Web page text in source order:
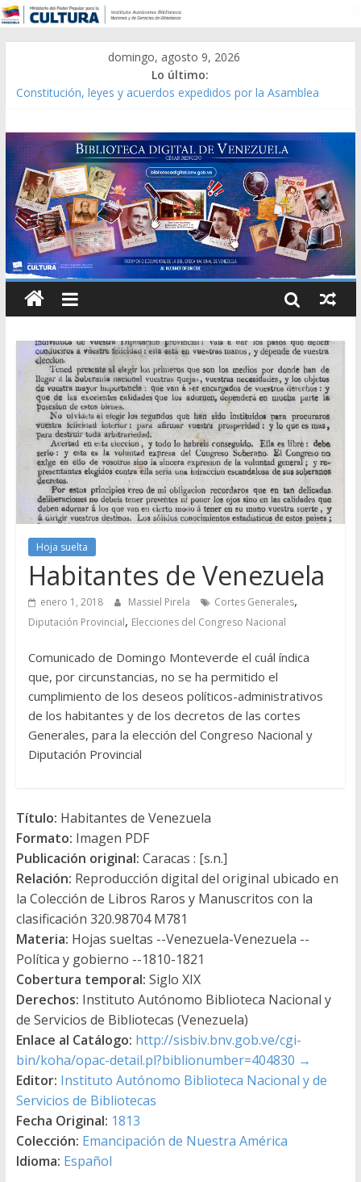
domingo, agosto 9, 2026
Lo último:
Constitución, leyes y acuerdos expedidos por la Asamblea
Modesta Bor Sánchez [material gráfico]
Gaceta Oficial de la República de Venezuela año CXXXIII Mes V,
Caracas 09 de marzo de 2006 N° 38.394
Catálogo temático de obras de Modesta Bor
Hoja suelta
Habitantes de Venezuela
enero 1, 2018 Massiel Pirela Cortes Generales,
Diputación Provincial, Elecciones del Congreso Nacional
Comunicado de Domingo Monteverde el cuál índica
que, por circunstancias, no se ha permitido el
cumplimiento de los deseos políticos-administrativos
de los habitantes y de los decretos de las cortes
Generales, para la elección del Congreso Nacional y
Diputación Provincial
Título: Habitantes de Venezuela
Formato: Imagen PDF
Publicación original: Caracas : [s.n.]
Relación: Reproducción digital del original ubicado en
la Colección de Libros Raros y Manuscritos con la
clasificación 320.98704 M781
Materia: Hojas sueltas --Venezuela-Venezuela --
Política y gobierno --1810-1821
Cobertura temporal: Siglo XIX
Derechos: Instituto Autónomo Biblioteca Nacional y
de Servicios de Bibliotecas (Venezuela)
Enlace al Catálogo: http://sisbiv.bnv.gob.ve/cgi-
bin/koha/opac-detail.pl?biblionumber=404830 →
Editor: Instituto Autónomo Biblioteca Nacional y de
Servicios de Bibliotecas
Fecha Original: 1813
Colección: Emancipación de Nuestra América
Idioma: Español